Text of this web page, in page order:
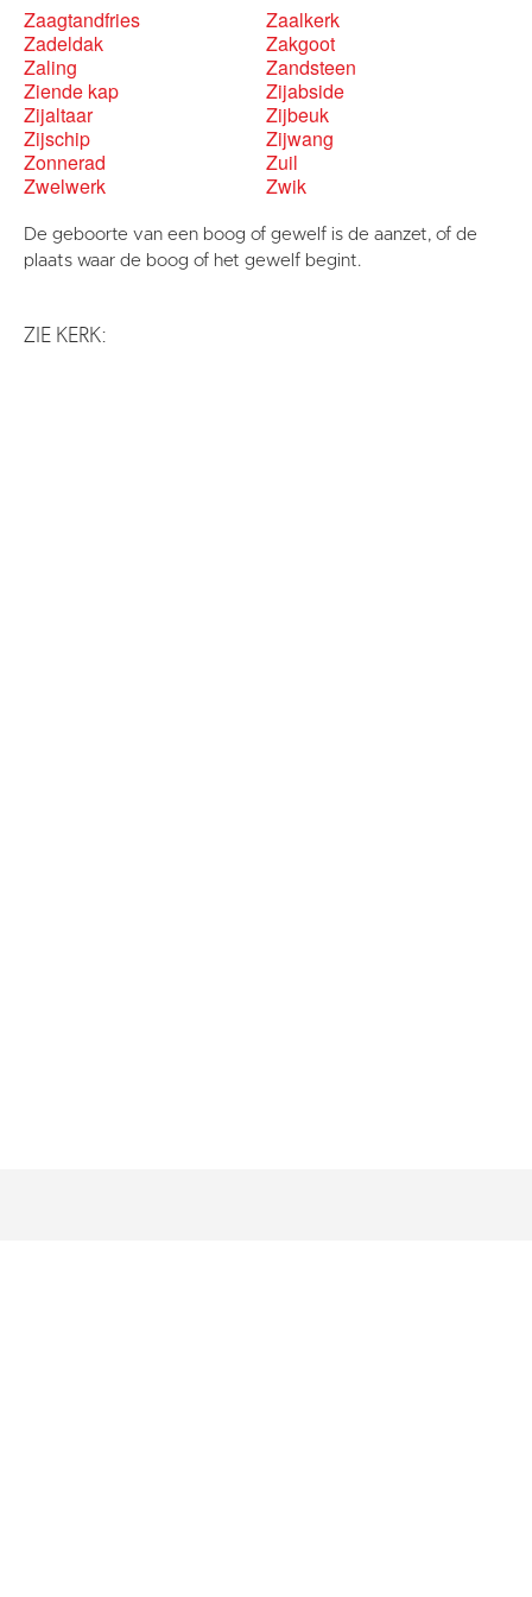
Zaagtandfries
Zaalkerk
Zadeldak
Zakgoot
Zaling
Zandsteen
Ziende kap
Zijabside
Zijaltaar
Zijbeuk
Zijschip
Zijwang
Zonnerad
Zuil
Zwelwerk
Zwik
De geboorte van een boog of gewelf is de aanzet, of de
plaats waar de boog of het gewelf begint.
ZIE KERK: